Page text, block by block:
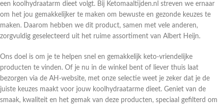
een koolhydraatarm dieet volgt. Bij Ketomaaltijden.nl streven we ernaar
om het jou gemakkelijker te maken om bewuste en gezonde keuzes te
maken. Daarom hebben we dit product, samen met vele anderen,
zorgvuldig geselecteerd uit het ruime assortiment van Albert Heijn.
Ons doel is om je te helpen snel en gemakkelijk keto-vriendelijke
producten te vinden. Of je nu in de winkel bent of liever thuis laat
bezorgen via de AH-website, met onze selectie weet je zeker dat je de
juiste keuzes maakt voor jouw koolhydraatarme dieet. Geniet van de
smaak, kwaliteit en het gemak van deze producten, speciaal gefilterd om